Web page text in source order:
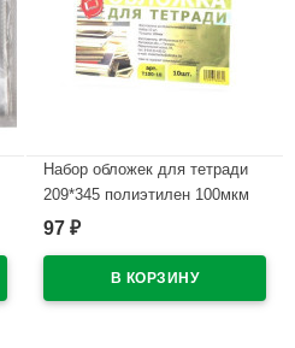
Набор обложек для тетради
209*345 полиэтилен 100мкм
10 штук в наборе арт Т100-10
97 ₽